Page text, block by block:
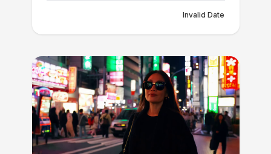
Invalid Date